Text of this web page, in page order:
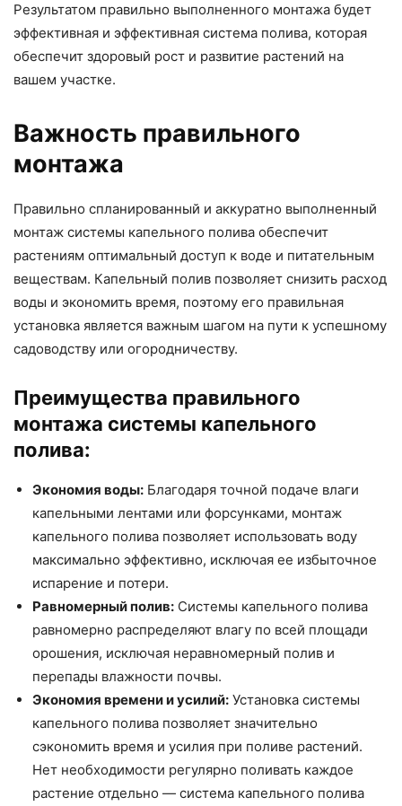
Результатом правильно выполненного монтажа будет
эффективная и эффективная система полива, которая
обеспечит здоровый рост и развитие растений на
вашем участке.
Важность правильного
монтажа
Правильно спланированный и аккуратно выполненный
монтаж системы капельного полива обеспечит
растениям оптимальный доступ к воде и питательным
веществам. Капельный полив позволяет снизить расход
воды и экономить время, поэтому его правильная
установка является важным шагом на пути к успешному
садоводству или огородничеству.
Преимущества правильного
монтажа системы капельного
полива:
Экономия воды: Благодаря точной подаче влаги
капельными лентами или форсунками, монтаж
капельного полива позволяет использовать воду
максимально эффективно, исключая ее избыточное
испарение и потери.
Равномерный полив: Системы капельного полива
равномерно распределяют влагу по всей площади
орошения, исключая неравномерный полив и
перепады влажности почвы.
Экономия времени и усилий: Установка системы
капельного полива позволяет значительно
сэкономить время и усилия при поливе растений.
Нет необходимости регулярно поливать каждое
растение отдельно — система капельного полива